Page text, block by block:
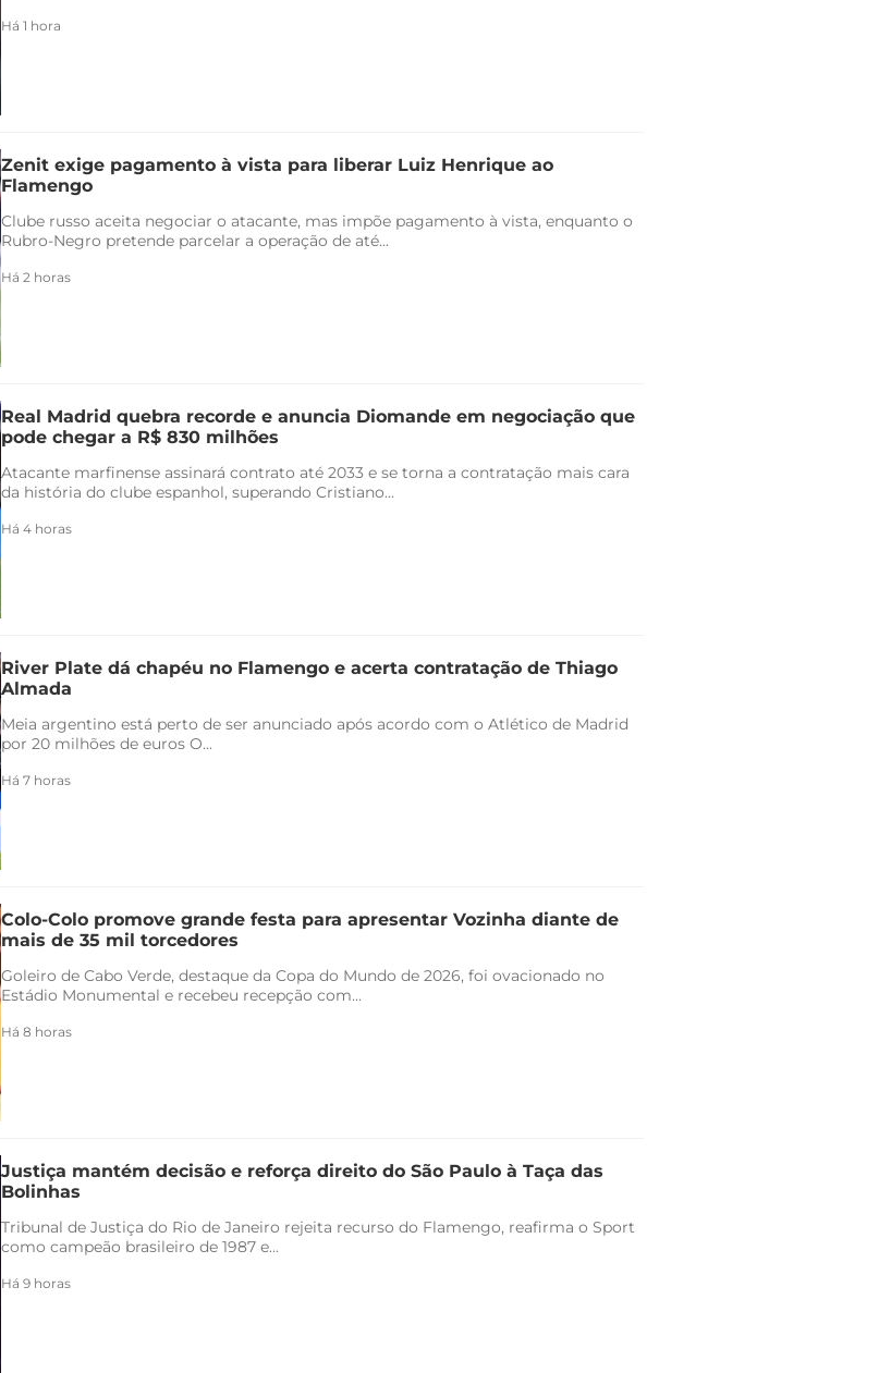
Há 1 hora
Zenit exige pagamento à vista para liberar Luiz Henrique ao
Flamengo
Clube russo aceita negociar o atacante, mas impõe pagamento à vista, enquanto o
Rubro-Negro pretende parcelar a operação de até...
Há 2 horas
Real Madrid quebra recorde e anuncia Diomande em negociação que
pode chegar a R$ 830 milhões
Atacante marfinense assinará contrato até 2033 e se torna a contratação mais cara
da história do clube espanhol, superando Cristiano...
Há 4 horas
River Plate dá chapéu no Flamengo e acerta contratação de Thiago
Almada
Meia argentino está perto de ser anunciado após acordo com o Atlético de Madrid
por 20 milhões de euros O...
Há 7 horas
Colo-Colo promove grande festa para apresentar Vozinha diante de
mais de 35 mil torcedores
Goleiro de Cabo Verde, destaque da Copa do Mundo de 2026, foi ovacionado no
Estádio Monumental e recebeu recepção com...
Há 8 horas
Justiça mantém decisão e reforça direito do São Paulo à Taça das
Bolinhas
Tribunal de Justiça do Rio de Janeiro rejeita recurso do Flamengo, reafirma o Sport
como campeão brasileiro de 1987 e...
Há 9 horas